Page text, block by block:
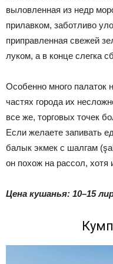
выловленная из недр
прилавком, заботливо
приправленная свежей
луком, а в конце слегка
Особенно много палаток
частях города их
все же, торговых точек
Если желаете запивать
балык экмек с шалгам
он похож на рассол,
Цена кушанья: 10–15